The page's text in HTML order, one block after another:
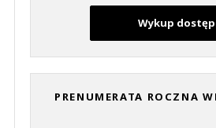
Wykup dostęp
PRENUMERATA ROCZNA